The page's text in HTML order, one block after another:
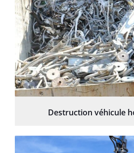
Destruction véhicule